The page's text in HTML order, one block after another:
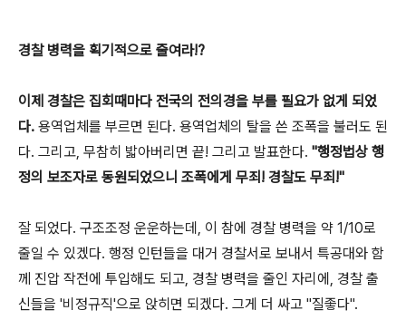
경찰 병력을 획기적으로 줄여라!?
이제 경찰은 집회때마다 전국의 전의경을 부를 필요가 없게 되었
다. 용역업체를 부르면 된다. 용역업체의 탈을 쓴 조폭을 불러도 된
다. 그리고, 무참히 밟아버리면 끝! 그리고 발표한다. "행정법상 행
정의 보조자로 동원되었으니 조폭에게 무죄! 경찰도 무죄!"
잘 되었다. 구조조정 운운하는데, 이 참에 경찰 병력을 약 1/10로
줄일 수 있겠다. 행정 인턴들을 대거 경찰서로 보내서 특공대와 함
께 진압 작전에 투입해도 되고, 경찰 병력을 줄인 자리에, 경찰 출
신들을 '비정규직'으로 앉히면 되겠다. 그게 더 싸고 "질좋다".